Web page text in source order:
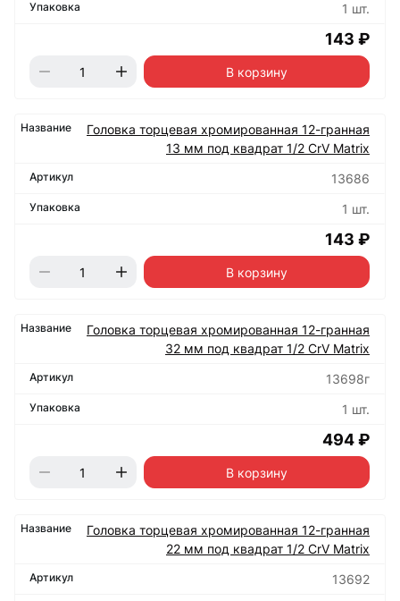
1 шт.
143 ₽
В корзину
Головка торцевая хромированная 12-гранная
13 мм под квадрат 1/2 CrV Matrix
13686
1 шт.
143 ₽
В корзину
Головка торцевая хромированная 12-гранная
32 мм под квадрат 1/2 CrV Matrix
13698г
1 шт.
494 ₽
В корзину
Головка торцевая хромированная 12-гранная
22 мм под квадрат 1/2 CrV Matrix
13692